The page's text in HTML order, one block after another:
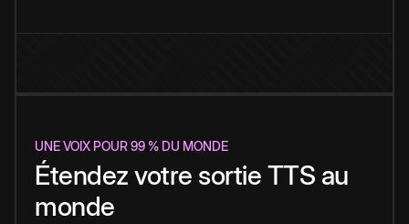
UNE VOIX POUR 99 % DU MONDE
Étendez votre sortie TTS au
monde